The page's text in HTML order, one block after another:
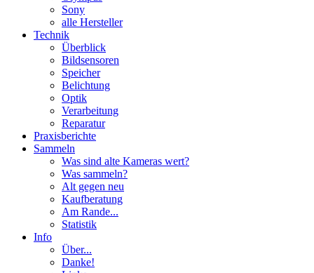
Sony
alle Hersteller
Technik
Überblick
Bildsensoren
Speicher
Belichtung
Optik
Verarbeitung
Reparatur
Praxisberichte
Sammeln
Was sind alte Kameras wert?
Was sammeln?
Alt gegen neu
Kaufberatung
Am Rande...
Statistik
Info
Über...
Danke!